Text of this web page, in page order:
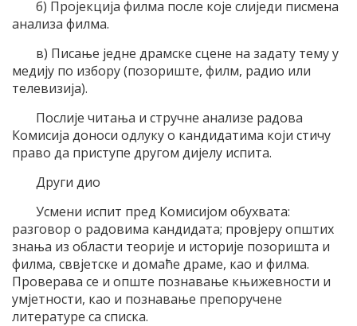
б) Пројекција филма после које слиједи писмена
анализа филма.
в) Писање једне драмске сцене на задату тему у
медију по избору (позориште, филм, радио или
телевизија).
Послије читања и стручне анализе радова
Комисија доноси одлуку о кандидатима који стичу
право да приступе другом дијелу испита.
Други дио
Усмени испит пред Комисијом обухвата:
разговор о радовима кандидата; провјеру општих
знања из области теорије и историје позоришта и
филма, сввјетске и домаће драме, као и филма.
Проверава се и опште познавање књижевности и
умјетности, као и познавање препоручене
литературе са списка.